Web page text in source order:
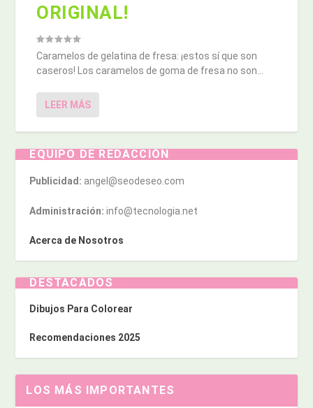
ORIGINAL!
Caramelos de gelatina de fresa: ¡estos sí que son
caseros! Los caramelos de goma de fresa no son...
LEER MÁS
EQUIPO DE REDACCIÓN
Publicidad: angel@seodeseo.com
Administración: info@tecnologia.net
Acerca de Nosotros
DESTACADOS
Dibujos Para Colorear
Recomendaciones 2025
LOS MÁS IMPORTANTES